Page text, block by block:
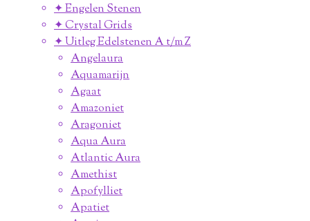
✦ Engelen Stenen
✦ Crystal Grids
✦ Uitleg Edelstenen A t/m Z
Angelaura
Aquamarijn
Agaat
Amazoniet
Aragoniet
Aqua Aura
Atlantic Aura
Amethist
Apofylliet
Apatiet